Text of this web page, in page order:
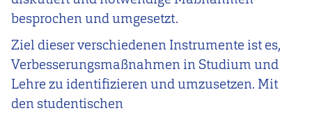
besprochen und umgesetzt.
Ziel dieser verschiedenen Instrumente ist es,
Verbesserungsmaßnahmen in Studium und
Lehre zu identifizieren und umzusetzen. Mit
den studentischen